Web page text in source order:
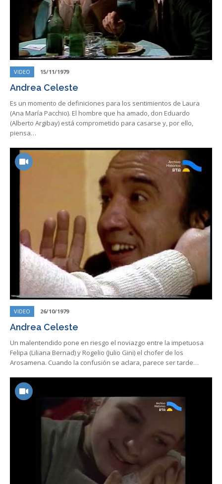
VIDEO 15/11/1979
Andrea Celeste
Es un momento de definiciones para los sentimientos de Laura
(Ana María Pacchio). El hombre que ha amado, don Eduardo
(Alberto Argibay) está comprometido para casarse y, por ello,
piensa…
VIDEO 26/10/1979
Andrea Celeste
Un malentendido pone en riesgo el noviazgo entre la impetuosa
Felipa (Liliana Bernad) y Rogelio (Julio Gini) el chofer de los
Arosamena. Cuando la confusión se aclara, parece ser tarde…